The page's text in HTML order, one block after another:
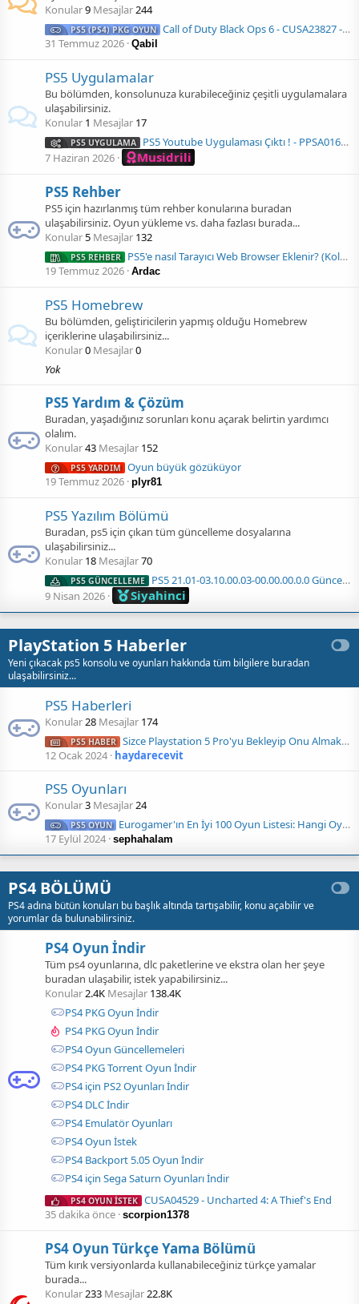
Konular9 Mesajlar244
PS5 (PS4) PKG OYUN Call of Duty Black Ops 6 - CUSA23827 - USA
31 Temmuz 2026 Qabil
PS5 Uygulamalar
Bu bölümden, konsolunuza kurabileceğiniz çeşitli uygulamalara
ulaşabilirsiniz.
Konular 1 Mesajlar 17
PS5 UYGULAMA
PS5 Youtube Uygulaması Çıktı ! - PPSA01650
7 Haziran 2026
Musidrili
PS5 Rehber
PS5 için hazırlanmış tüm rehber konularına buradan
ulaşabilirsiniz. Oyun yükleme vs. daha fazlası burada...
Konular5 Mesajlar 132
PS5 REHBER
PS5'e nasıl Tarayıcı Web Browser Eklenir? (Kolay pkg yolu)
19 Temmuz 2026 Ardac
PS5 Homebrew
Bu bölümden, geliştiricilerin yapmış olduğu Homebrew
içeriklerine ulaşabilirsiniz...
Konular0 Mesajlar0
Yok
PS5 Yardım & Çözüm
Buradan, yaşadığınız sorunları konu açarak belirtin yardımcı
olalım.
Konular43 Mesajlar 152
PS5 YARDIM Oyun büyük gözüküyor
19 Temmuz 2026 plyr81
PS5 Yazılım Bölümü
Buradan, ps5 için çıkan tüm güncelleme dosyalarına
ulaşabilirsiniz...
Konular 18 Mesajlar70
PS5 GÜNCELLEME
PS5 21.01-03.10.00.03-00.00.00.0.0 Güncelleme Dosyası İndir !
9 Nisan 2026
Siyahinci
PlayStation 5 Haberler
Yeni çıkacak ps5 konsolu ve oyunları hakkında tüm bilgilere buradan
ulaşabilirsiniz...
PS5 Haberleri
Konular28 Mesajlar 174
PS5 HABER Sizce Playstation 5 Pro'yu Bekleyip Onu Almak Dahami Mantıklı?
12 Ocak 2024 haydarecevit
PS5 Oyunları
Konular3 Mesajlar24
PS5 OYUN
Eurogamer'ın En İyi 100 Oyun Listesi: Hangi Oyunları Oynamalısınız?
17 Eylül 2024 sephahalam
PS4 BÖLÜMÜ
PS4 adına bütün konuları bu başlık altında tartışabilir, konu açabilir ve
yorumlar da bulunabilirsiniz.
PS4 Oyun İndir
Tüm ps4 oyunlarına, dlc paketlerine ve ekstra olan her şeye
buradan ulaşabilir, istek yapabilirsiniz...
Konular2.4K Mesajlar 138.4K
PS4 PKG Oyun İndir
PS4 PKG Oyun İndir
PS4 Oyun Güncellemeleri
PS4 PKG Torrent Oyun İndir
PS4 için PS2 Oyunları İndir
PS4 DLC İndir
PS4 Emulatör Oyunları
PS4 Oyun İstek
PS4 Backport 5.05 Oyun İndir
PS4 için Sega Saturn Oyunları İndir
PS4 OYUN İSTEK CUSA04529 - Uncharted 4: A Thief's End
35 dakika önce scorpion1378
PS4 Oyun Türkçe Yama Bölümü
Tüm kırık versiyonlarda kullanabileceğiniz türkçe yamalar
burada...
Konular233 Mesajlar22.8K